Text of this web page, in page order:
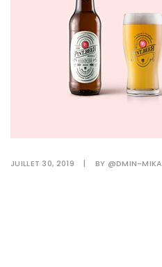
JUILLET 30, 2019 | BY @DMIN-MIKA